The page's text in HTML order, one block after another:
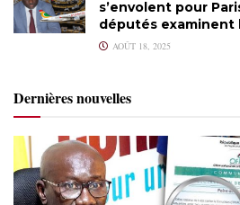
s’envolent pour
députés examinent
AOÛT 18, 2025
Dernières nouvelles